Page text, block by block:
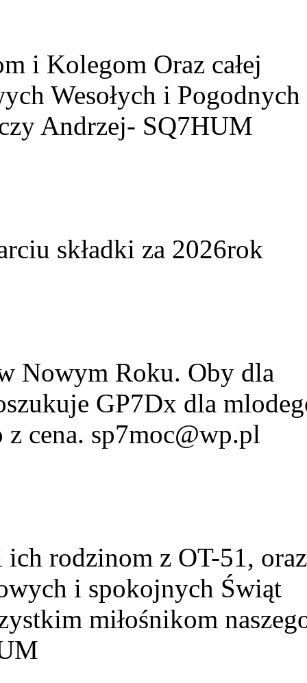
i Kolegom Oraz całej
Wesołych i Pogodnych
Andrzej- SQ7HUM
składki za 2026rok
Nowym Roku. Oby dla
GP7Dx dla
cena. sp7moc@wp.pl
rodzinom z OT-51, oraz
i spokojnych Świąt
miłośnikom